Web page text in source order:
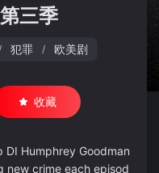
三季
犯罪 / 欧美剧
收藏
Humphrey Goodman
new crime each episod